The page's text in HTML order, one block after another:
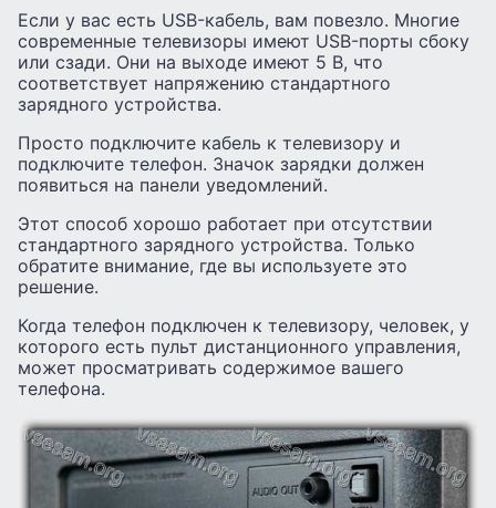
Если у вас есть USB-кабель, вам повезло. Многие
современные телевизоры имеют USB-порты сбоку
или сзади. Они на выходе имеют 5 В, что
соответствует напряжению стандартного
зарядного устройства.
Просто подключите кабель к телевизору и
подключите телефон. Значок зарядки должен
появиться на панели уведомлений.
Этот способ хорошо работает при отсутствии
стандартного зарядного устройства. Только
обратите внимание, где вы используете это
решение.
Когда телефон подключен к телевизору, человек, у
которого есть пульт дистанционного управления,
может просматривать содержимое вашего
телефона.